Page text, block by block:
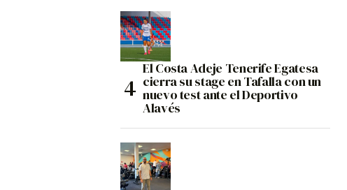
El Costa Adeje Tenerife Egatesa
cierra su stage en Tafalla con un
nuevo test ante el Deportivo
Alavés